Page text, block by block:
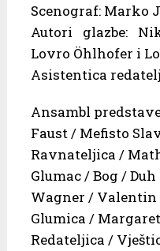
Scenograf: Marko
Autori glazbe:
Lovro Öhlhofer i
Asistentica
Ansambl
Faust / Mefisto
Ravnateljica /
Glumac / Bog /
Wagner / Valentin
Glumica /
Redateljica /